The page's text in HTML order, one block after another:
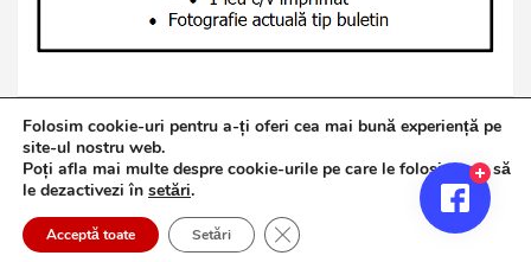
Copyright © 2026Jurnalul de Brăila
Politică de confidențialitate
Theme Horse
Proudly Powered by:WordPress
Folosim cookie-uri pentru a-ți oferi cea mai bună experiență pe
site-ul nostru web.
Poți afla mai multe despre cookie-urile pe care le folosim sau să
le dezactivezi în setări.
Acceptă toate Setări Close GDPR Cookie Banner